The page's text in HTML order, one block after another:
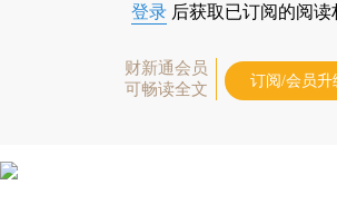
登录 后获取已订阅的阅读
财新通会员
可畅读全文
订阅/会员升